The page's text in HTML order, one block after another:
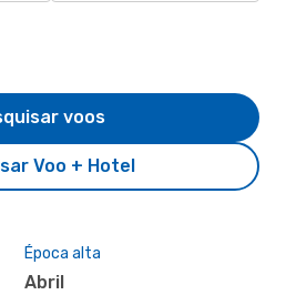
Voo + Hotel
voos
Época alta
abril